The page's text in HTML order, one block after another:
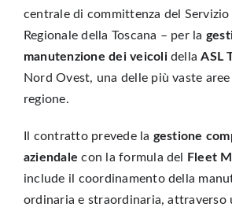
centrale di committenza del
Regionale della Toscana – per la
manutenzione dei veicolidellaASL
Nord Ovest, una delle più vaste
regione.
Il contratto prevede la gestione
aziendale con la formula del Fleet
include il coordinamento della
ordinaria e straordinaria, attraverso